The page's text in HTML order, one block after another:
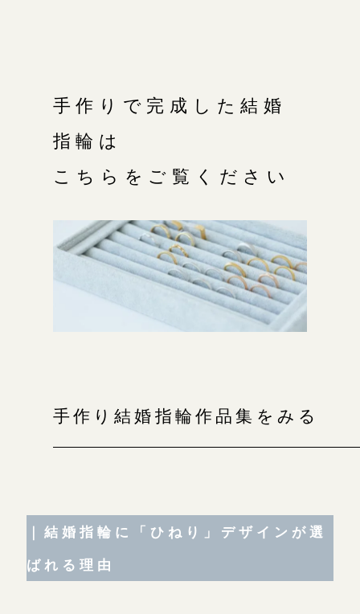
手作りで完成した結婚
指輪は
こちらをご覧ください
手作り結婚指輪作品集をみる
｜結婚指輪に「ひねり」デザインが選
ばれる理由